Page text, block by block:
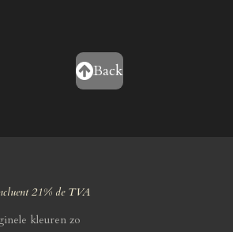
Back
21% de TVA
kleuren zo